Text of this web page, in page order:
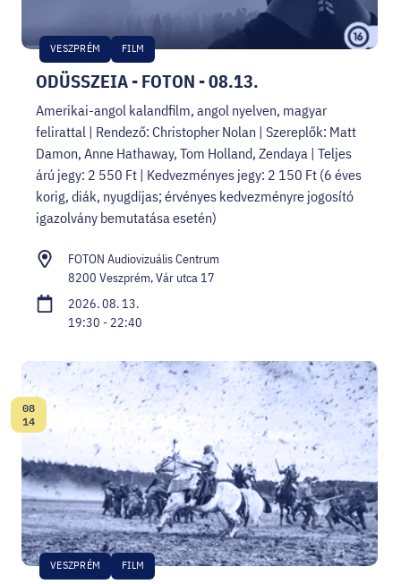
ODÜSSZEIA - FOTON - 08.13.
VESZPRÉM FILM
Amerikai-angol kalandfilm, angol nyelven, magyar
felirattal | Rendező: Christopher Nolan | Szereplők: Matt
Damon, Anne Hathaway, Tom Holland, Zendaya | Teljes
árú jegy: 2 550 Ft | Kedvezményes jegy: 2 150 Ft (6 éves
korig, diák, nyugdíjas; érvényes kedvezményre jogosító
igazolvány bemutatása esetén)
FOTON Audiovizuális Centrum
8200 Veszprém, Vár utca 17
2026. 08. 13.
19:30 - 22:40
VESZPRÉM FILM
Dátum:
08
14